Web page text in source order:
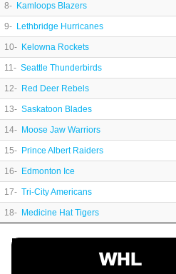
8- Kamloops Blazers
9- Lethbridge Hurricanes
10- Kelowna Rockets
11- Seattle Thunderbirds
12- Red Deer Rebels
13- Saskatoon Blades
14- Moose Jaw Warriors
15- Prince Albert Raiders
16- Edmonton Ice
17- Tri-City Americans
18- Medicine Hat Tigers
WHL